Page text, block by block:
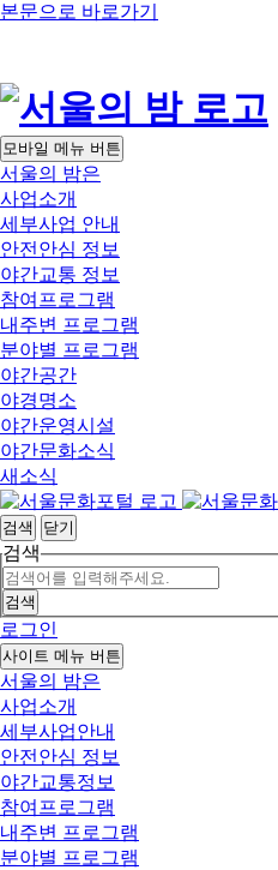
본문으로 바로가기
모바일 메뉴 버튼
서울의 밤은
사업소개
세부사업 안내
안전안심 정보
야간교통 정보
참여프로그램
내주변 프로그램
분야별 프로그램
야간공간
야경명소
야간운영시설
야간문화소식
새소식
검색 닫기
검색
검색
로그인
사이트 메뉴 버튼
서울의 밤은
사업소개
세부사업안내
안전안심 정보
야간교통정보
참여프로그램
내주변 프로그램
분야별 프로그램